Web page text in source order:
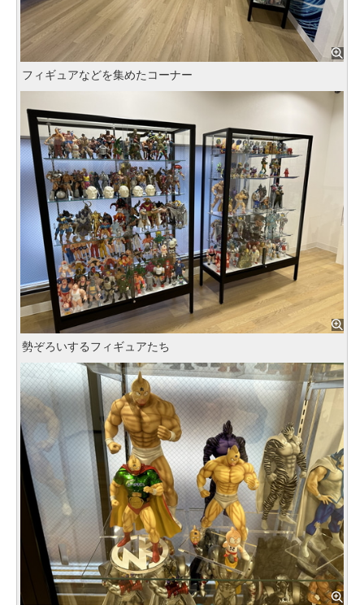
フィギュアなどを集めたコーナー
勢ぞろいするフィギュアたち